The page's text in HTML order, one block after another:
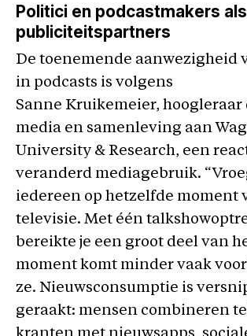
Politici en podcastmakers
publiciteitspartners
De toenemende aanwezigheid
in podcasts is volgens
Sanne Kruikemeier,
media en samenleving aan
University & Research, een
veranderd mediagebruik.
iedereen op hetzelfde moment
televisie. Met één
bereikte je een groot deel van
moment komt minder vaak
ze. Nieuwsconsumptie is
geraakt: mensen combineren